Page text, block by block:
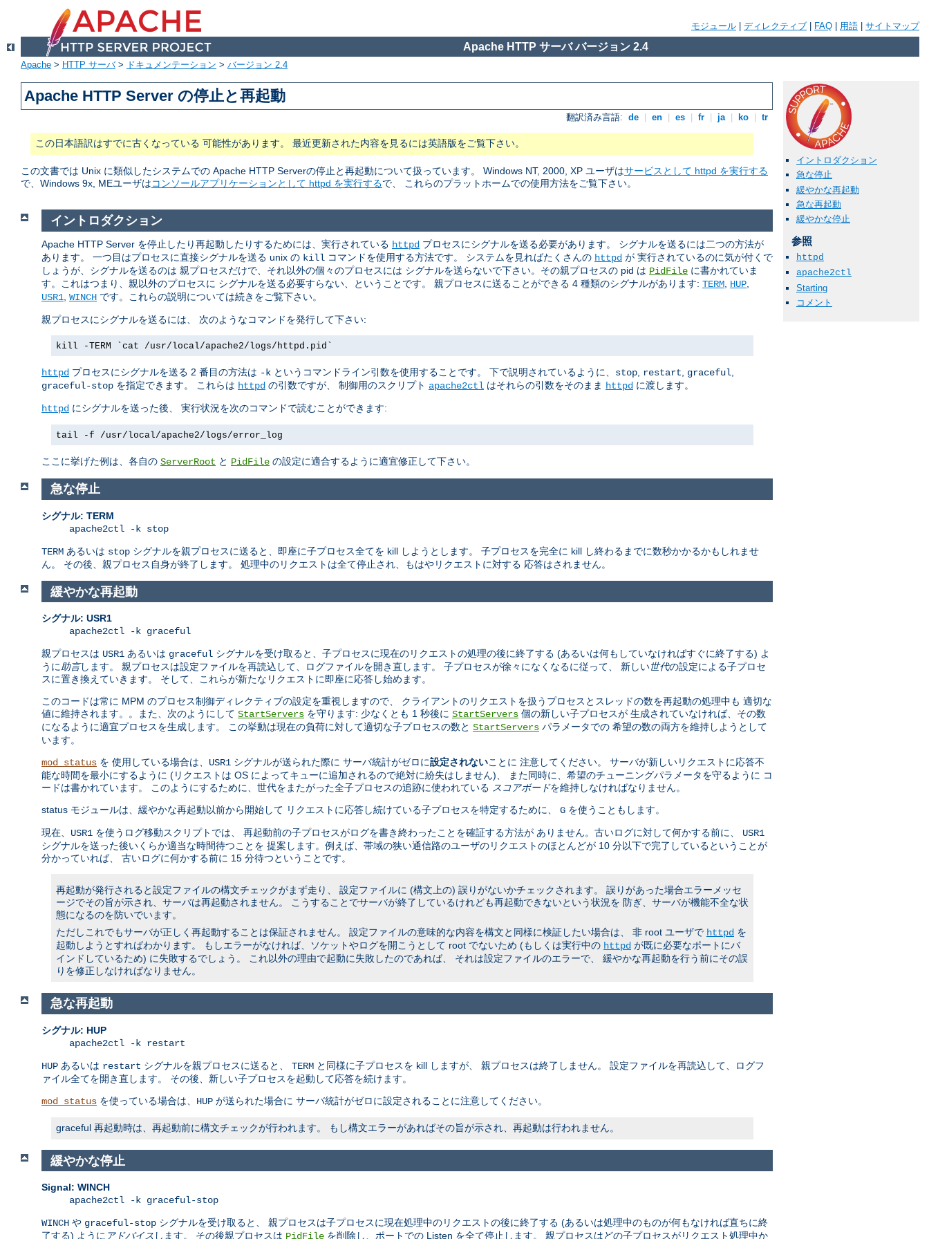
モジュール ディレクティブ FAQ 用語 サイトマップ
Apache HTTP サーバ バージョン 2.4
Apache > HTTP サーバ> ドキュメンテーション > バージョン 2.4
Apache HTTP Server の停止と再起動
翻訳済み言語: de en es fr ja ko tr
この日本語訳はすでに古くなっている 可能性があります。 最近更新された内容を見るには英語版をご覧下さい。
この文書では Unix に類似したシステムでの Apache HTTP Serverの停止と再起動について扱っています。 Windows NT, 2000, XP ユーザはサービスとして httpd を実行する
で、Windows 9x, MEユーザはコンソールアプリケーションとして httpd を実行するで、 これらのプラットホームでの使用方法をご覧下さい。
イントロダクション
急な停止
緩やかな再起動
急な再起動
緩やかな停止
参照
httpd
apache2ctl
Starting
コメント
イントロダクション
Apache HTTP Server を停止したり再起動したりするためには、実行されている httpd プロセスにシグナルを送る必要があります。 シグナルを送るには二つの方法が
あります。 一つ目はプロセスに直接シグナルを送る unix の kill コマンドを使用する方法です。 システムを見ればたくさんの httpd が 実行されているのに気が付くで
しょうが、シグナルを送るのは 親プロセスだけで、それ以外の個々のプロセスには シグナルを送らないで下さい。その親プロセスの pid は PidFile に書かれていま
す。これはつまり、親以外のプロセスに シグナルを送る必要すらない、ということです。 親プロセスに送ることができる 4 種類のシグナルがあります: TERM HUP
USR1 WINCH です。これらの説明については続きをご覧下さい。
親プロセスにシグナルを送るには、 次のようなコマンドを発行して下さい:
kill -TERM `cat /usr/local/apache2/logs/httpd.pid`
httpd プロセスにシグナルを送る 2 番目の方法は -k というコマンドライン引数を使用することです。 下で説明されているように、 stop restart graceful
graceful-stop を指定できます。 これらは httpd の引数ですが、 制御用のスクリプト apache2ctl はそれらの引数をそのまま httpd に渡します。
httpd にシグナルを送った後、 実行状況を次のコマンドで読むことができます:
tail -f /usr/local/apache2/logs/error_log
ここに挙げた例は、各自の ServerRoot と PidFile の設定に適合するように適宜修正して下さい。
急な停止
シグナル: TERM
apache2ctl -k stop
TERM あるいは stop シグナルを親プロセスに送ると、即座に子プロセス全てを kill しようとします。 子プロセスを完全に kill し終わるまでに数秒かかるかもしれませ
ん。 その後、親プロセス自身が終了します。 処理中のリクエストは全て停止され、もはやリクエストに対する 応答はされません。
緩やかな再起動
シグナル: USR1
apache2ctl -k graceful
親プロセスは USR1 あるいは graceful シグナルを受け取ると、子プロセスに現在のリクエストの処理の後に終了する (あるいは何もしていなければすぐに終了する) よ
うに助言します。 親プロセスは設定ファイルを再読込して、ログファイルを開き直します。 子プロセスが徐々になくなるに従って、 新しい世代の設定による子プロセ
スに置き換えていきます。 そして、これらが新たなリクエストに即座に応答し始めます。
このコードは常に MPM のプロセス制御ディレクティブの設定を重視しますので、 クライアントのリクエストを扱うプロセスとスレッドの数を再起動の処理中も 適切な
値に維持されます。。また、次のようにして StartServers を守ります: 少なくとも 1 秒後に StartServers 個の新しい子プロセスが 生成されていなければ、その数
になるように適宜プロセスを生成します。 この挙動は現在の負荷に対して適切な子プロセスの数と StartServers パラメータでの 希望の数の両方を維持しようとして
います。
mod_status を 使用している場合は、 USR1 シグナルが送られた際に サーバ統計がゼロに設定されないことに 注意してください。 サーバが新しいリクエストに応答不
能な時間を最小にするように (リクエストは OS によってキューに追加されるので絶対に紛失はしません)、 また同時に、希望のチューニングパラメータを守るように コ
ードは書かれています。 このようにするために、世代をまたがった全子プロセスの追跡に使われている スコアボードを維持しなければなりません。
status モジュールは、緩やかな再起動以前から開始して リクエストに応答し続けている子プロセスを特定するために、 G を使うこともします。
現在、 USR1 を使うログ移動スクリプトでは、 再起動前の子プロセスがログを書き終わったことを確証する方法が ありません。古いログに対して何かする前に、 USR1
シグナルを送った後いくらか適当な時間待つことを 提案します。例えば、帯域の狭い通信路のユーザのリクエストのほとんどが 10 分以下で完了しているということが
分かっていれば、 古いログに何かする前に 15 分待つということです。
再起動が発行されると設定ファイルの構文チェックがまず走り、 設定ファイルに (構文上の) 誤りがないかチェックされます。 誤りがあった場合エラーメッセ
ージでその旨が示され、サーバは再起動されません。 こうすることでサーバが終了しているけれども再起動できないという状況を 防ぎ、サーバが機能不全な状
態になるのを防いでいます。
ただしこれでもサーバが正しく再起動することは保証されません。 設定ファイルの意味的な内容を構文と同様に検証したい場合は、 非 root ユーザで httpd を
起動しようとすればわかります。 もしエラーがなければ、ソケットやログを開こうとして root でないため (もしくは実行中の httpd が既に必要なポートにバ
インドしているため) に失敗するでしょう。 これ以外の理由で起動に失敗したのであれば、 それは設定ファイルのエラーで、 緩やかな再起動を行う前にその誤
りを修正しなければなりません。
急な再起動
シグナル: HUP
apache2ctl -k restart
HUP あるいは restart シグナルを親プロセスに送ると、 TERM と同様に子プロセスを kill しますが、 親プロセスは終了しません。 設定ファイルを再読込して、ログフ
ァイル全てを開き直します。 その後、新しい子プロセスを起動して応答を続けます。
mod_status を使っている場合は、 HUP が送られた場合に サーバ統計がゼロに設定されることに注意してください。
graceful 再起動時は、再起動前に構文チェックが行われます。 もし構文エラーがあればその旨が示され、再起動は行われません。
緩やかな停止
Signal: WINCH
apache2ctl -k graceful-stop
WINCH や graceful-stop シグナルを受け取ると、 親プロセスは子プロセスに現在処理中のリクエストの後に終了する (あるいは処理中のものが何もなければ直ちに終
了する) ように アドバイス します。 その後親プロセスは PidFile を削除し、ポートでの Listen を全て停止します。 親プロセスはどの子プロセスがリクエスト処理中か